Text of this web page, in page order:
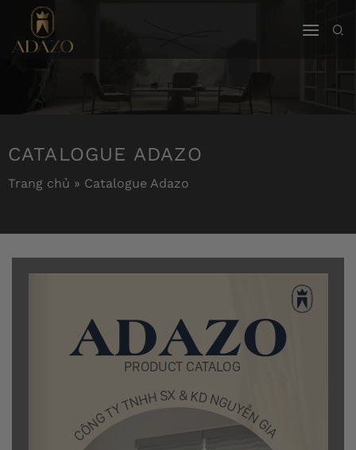
nội
CATALOGUE ADAZO
Trang chủ » Catalogue Adazo